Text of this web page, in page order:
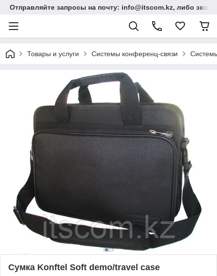
Отправляйте запросы на почту: info@itscom.kz, либо
Товары и услуги Системы конференц-связи
Сумка Konftel Soft demo/travel case